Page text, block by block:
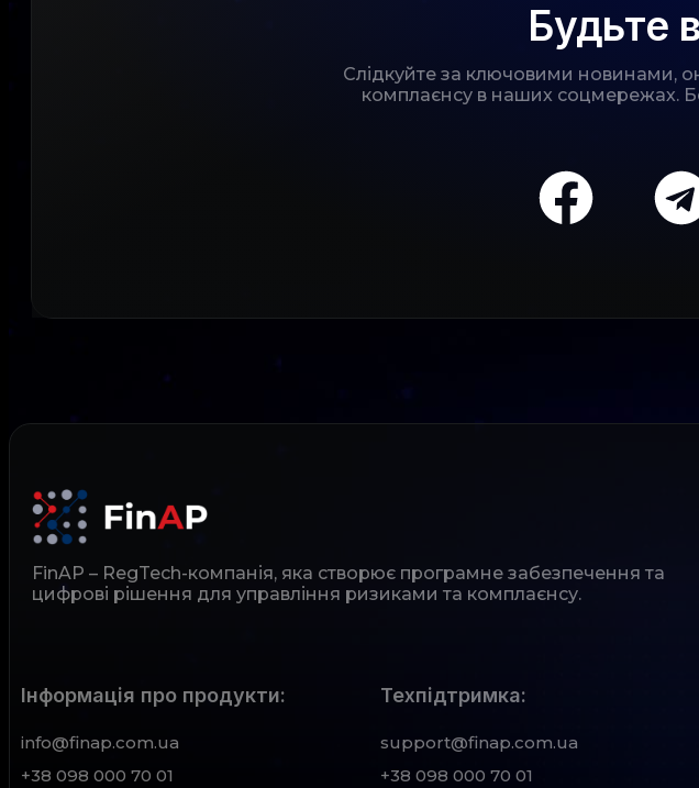
Будьте
Слідкуйте за ключовими новинами,
комплаєнсу в наших соцмережах.
FinAP – RegTech-компанія, яка створює програмне забезпечення та
цифрові рішення для управління ризиками та комплаєнсу.
Інформація про продукти:
info@finap.com.ua
+38 098 000 70 01
Техпідтримка:
support@finap.com.ua
+38 098 000 70 01